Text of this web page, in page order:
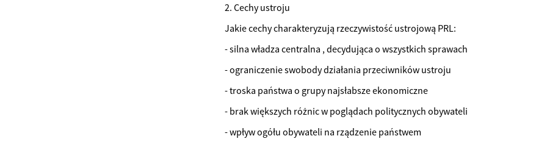
2. Cechy ustroju
Jakie cechy charakteryzują rzeczywistość ustrojową PRL:
- silna władza centralna , decydująca o wszystkich sprawach
- ograniczenie swobody działania przeciwników ustroju
- troska państwa o grupy najsłabsze ekonomiczne
- brak większych różnic w poglądach politycznych obywateli
- wpływ ogółu obywateli na rządzenie państwem